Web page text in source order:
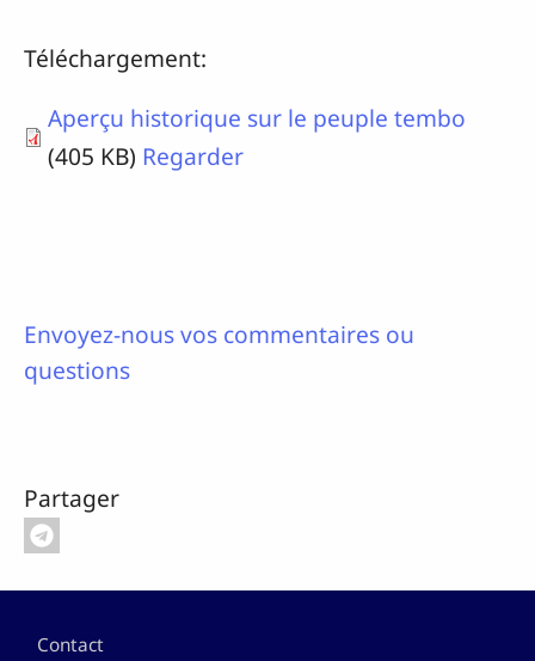
Téléchargement:
Aperçu historique sur le peuple tembo
(405 KB) Regarder
Envoyez-nous vos commentaires ou
questions
Partager
Contact